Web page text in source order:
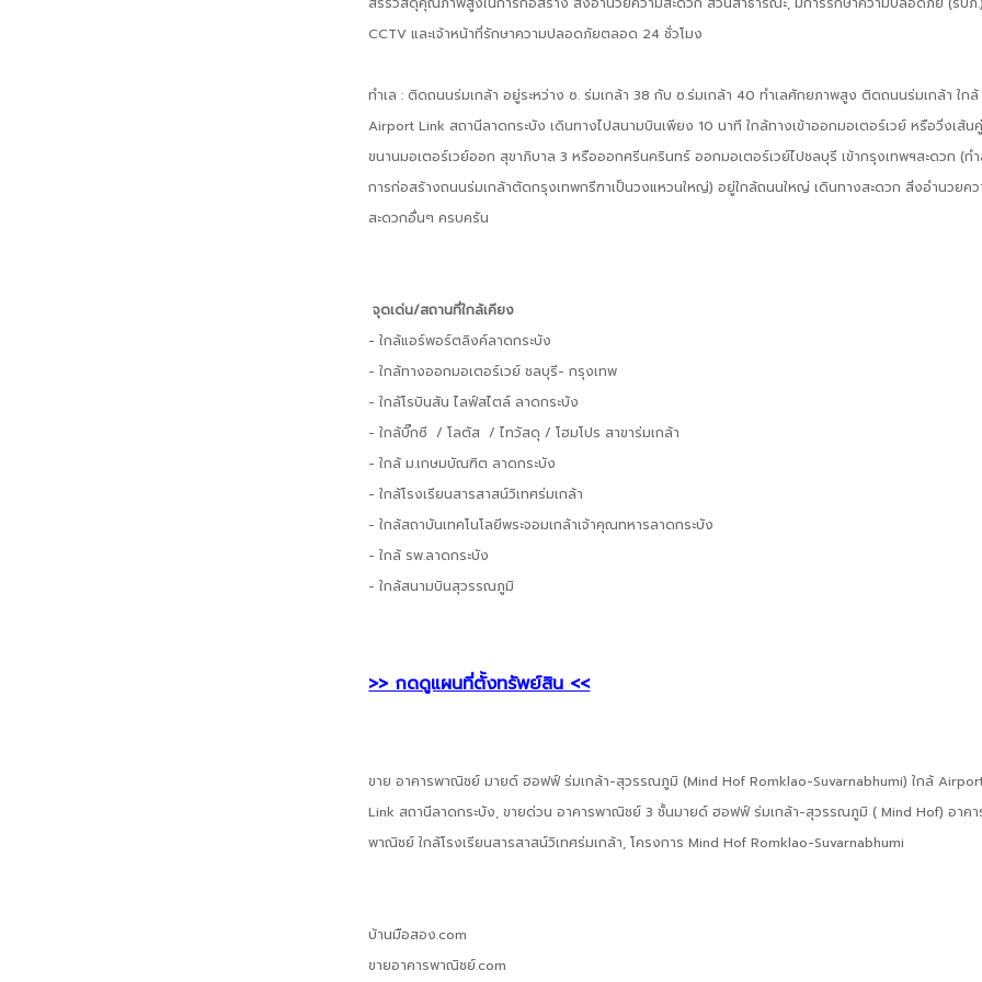
CCTV และเจ้าหน้าที่รักษาความปลอดภัยตลอด 24 ชั่วโมง
ทำเล : ติดถนนร่มเกล้า อยู่ระหว่าง ซ. ร่มเกล้า 38 กับ ซ.ร่มเกล้า 40 ทำเลศักยภาพสูง ติดถนนร่มเกล้า ใกล้
Airport Link สถานีลาดกระบัง เดินทางไปสนามบินเพียง 10 นาที ใกล้ทางเข้าออกมอเตอร์เวย์ หรือวิ่งเส้นคู่
ขนานมอเตอร์เวย์ออก สุขาภิบาล 3 หรือออกศรีนครินทร์ ออกมอเตอร์เวย์ไปชลบุรี เข้ากรุงเทพฯสะดวก (ก
การก่อสร้างถนนร่มเกล้าตัดกรุงเทพกรีฑาเป็นวงแหวนใหญ่) อยู่ใกล้ถนนใหญ่ เดินทางสะดวก สิ่งอำนวยคว
สะดวกอื่นๆ ครบครัน
จุดเด่น/สถานที่ใกล้เคียง
- ใกล้แอร์พอร์ตลิงค์ลาดกระบัง
- ใกล้ทางออกมอเตอร์เวย์ ชลบุรี- กรุงเทพ
- ใกล้โรบินสัน ไลฟ์สไตล์ ลาดกระบัง
- ใกล้บิ๊กซี / โลตัส / ไทวัสดุ / โฮมโปร สาขาร่มเกล้า
- ใกล้ ม.เกษมบัณฑิต ลาดกระบัง
- ใกล้โรงเรียนสารสาสน์วิเทศร่มเกล้า
- ใกล้สถาบันเทคโนโลยีพระจอมเกล้าเจ้าคุณทหารลาดกระบัง
- ใกล้ รพ.ลาดกระบัง
- ใกล้สนามบินสุวรรณภูมิ
>> กดดูแผนที่ตั้งทรัพย์สิน <<
ขาย อาคารพาณิชย์ มายด์ ฮอฟฟ์ ร่มเกล้า-สุวรรณภูมิ (Mind Hof Romklao-Suvarnabhumi) ใกล้
Link สถานีลาดกระบัง, ขายด่วน อาคารพาณิชย์ 3 ชั้นมายด์ ฮอฟฟ์ ร่มเกล้า-สุวรรณภูมิ ( Mind Hof) อาคา
พาณิชย์ ใกล้โรงเรียนสารสาสน์วิเทศร่มเกล้า, โครงการ Mind Hof Romklao-Suvarnabhumi
บ้านมือสอง.com
ขายอาคารพาณิชย์.com